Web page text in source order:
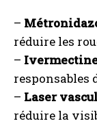
–
réduire les
–
responsables
– Laser
réduire la